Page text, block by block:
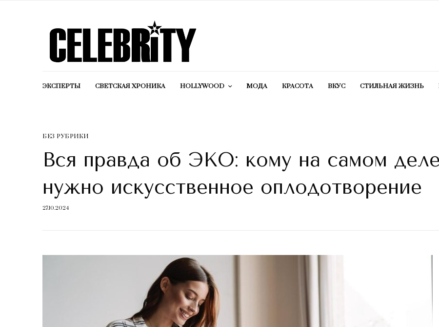
ЭКСПЕРТЫ СВЕТСКАЯ ХРОНИКА HOLLYWOOD МОДА КРАСОТA ВКУС СТИЛЬНАЯ ЖИЗНЬ
БЕЗ РУБРИКИ
Вся правда об ЭКО: кому на самом деле
нужно искусственное оплодотворение
27.10.2024